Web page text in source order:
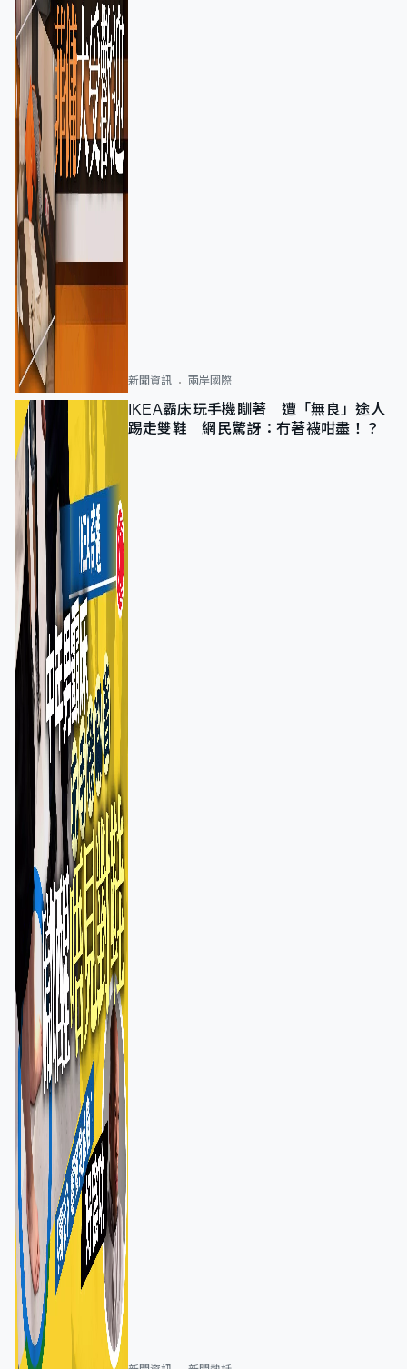
新聞資訊 兩岸國際
IKEA霸床玩手機瞓著 遭「無良」途人
踢走雙鞋 網民驚訝：冇著襪咁盡！？